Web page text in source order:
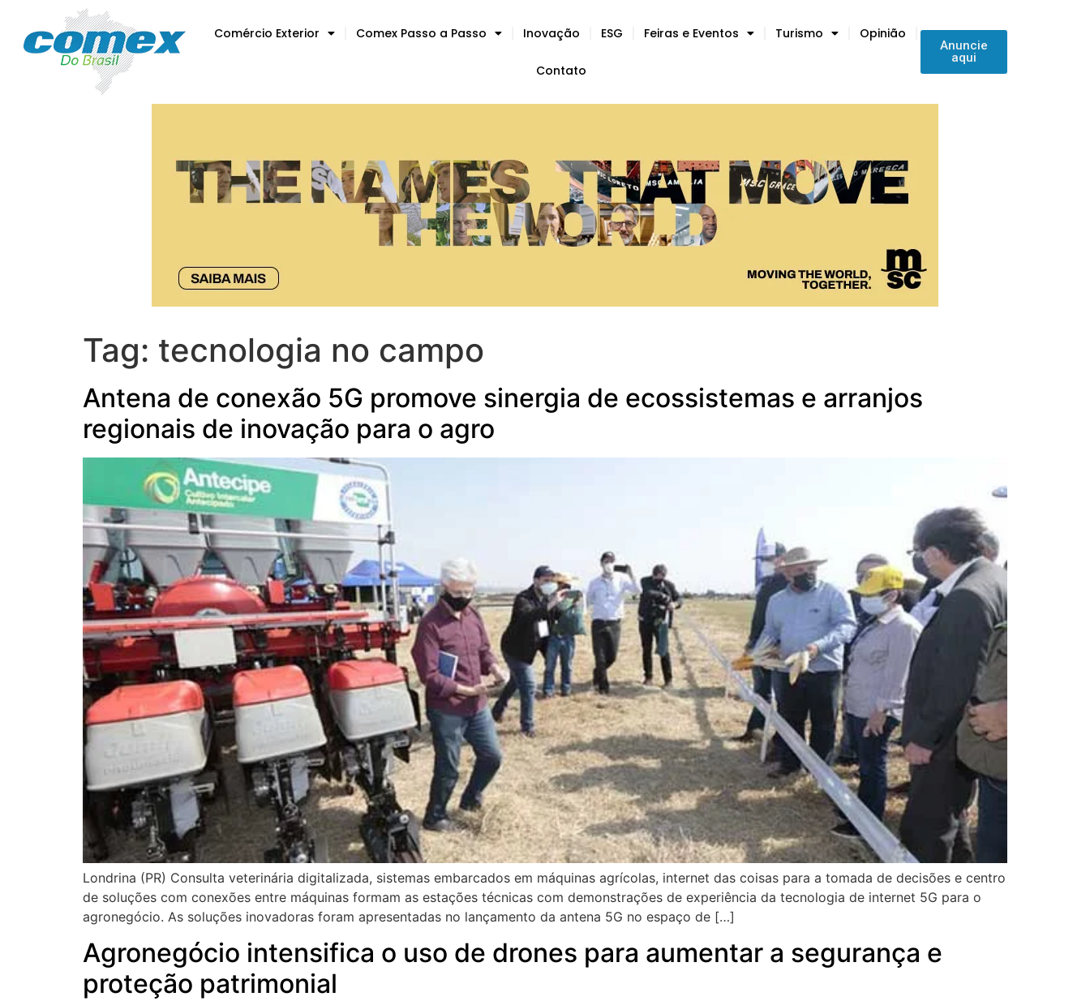
Comércio Exterior Comex Passo a Passo Inovação ESG Feiras e Eventos Turismo Opinião
Contato
Anuncie
aqui
Tag: tecnologia no campo
Antena de conexão 5G promove sinergia de ecossistemas e arranjos
regionais de inovação para o agro
Londrina (PR) Consulta veterinária digitalizada, sistemas embarcados em máquinas agrícolas, internet das coisas para a tomada de decisões e centro
de soluções com conexões entre máquinas formam as estações técnicas com demonstrações de experiência da tecnologia de internet 5G para o
agronegócio. As soluções inovadoras foram apresentadas no lançamento da antena 5G no espaço de […]
Agronegócio intensifica o uso de drones para aumentar a segurança e
proteção patrimonial